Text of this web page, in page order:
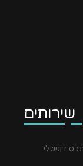
שירותים
דיגיטלי